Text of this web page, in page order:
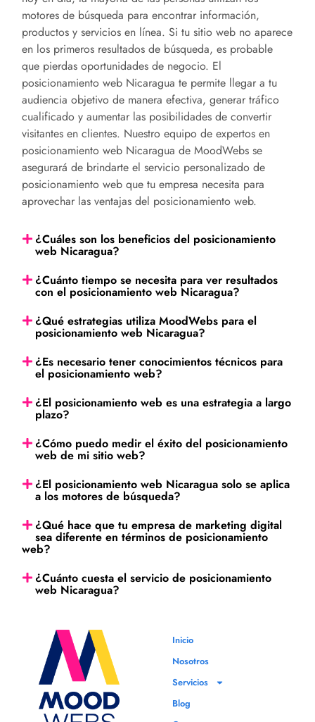
motores de búsqueda para encontrar información,
productos y servicios en línea. Si tu sitio web no aparece
en los primeros resultados de búsqueda, es probable
que pierdas oportunidades de negocio. El
posicionamiento web Nicaragua te permite llegar a tu
audiencia objetivo de manera efectiva, generar tráfico
cualificado y aumentar las posibilidades de convertir
visitantes en clientes. Nuestro equipo de expertos en
posicionamiento web Nicaragua de MoodWebs se
asegurará de brindarte el servicio personalizado de
posicionamiento web que tu empresa necesita para
aprovechar las ventajas del posicionamiento web.
¿Cuáles son los beneficios del posicionamiento
web Nicaragua?
¿Cuánto tiempo se necesita para ver resultados
con el posicionamiento web Nicaragua?
¿Qué estrategias utiliza MoodWebs para el
posicionamiento web Nicaragua?
¿Es necesario tener conocimientos técnicos para
el posicionamiento web?
¿El posicionamiento web es una estrategia a largo
plazo?
¿Cómo puedo medir el éxito del posicionamiento
web de mi sitio web?
¿El posicionamiento web Nicaragua solo se aplica
a los motores de búsqueda?
¿Qué hace que tu empresa de marketing digital
sea diferente en términos de posicionamiento
web?
¿Cuánto cuesta el servicio de posicionamiento
web Nicaragua?
Inicio
Nosotros
Servicios
Blog